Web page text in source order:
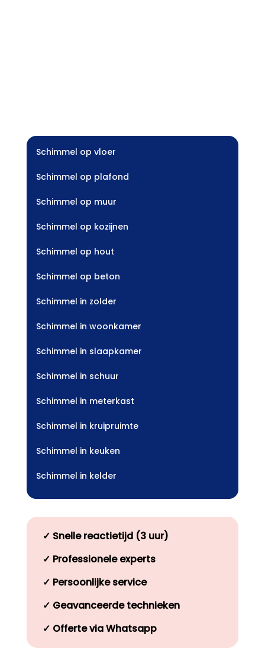
Schimmel op vloer
Schimmel op plafond
Schimmel op muur
Schimmel op kozijnen
Schimmel op hout
Schimmel op beton
Schimmel in zolder
Schimmel in woonkamer
Schimmel in slaapkamer
Schimmel in schuur
Schimmel in meterkast
Schimmel in kruipruimte
Schimmel in keuken
Schimmel in kelder
✓ Snelle reactietijd (3 uur)
✓ Professionele experts
✓ Persoonlijke service
✓ Geavanceerde technieken
✓ Offerte via Whatsapp